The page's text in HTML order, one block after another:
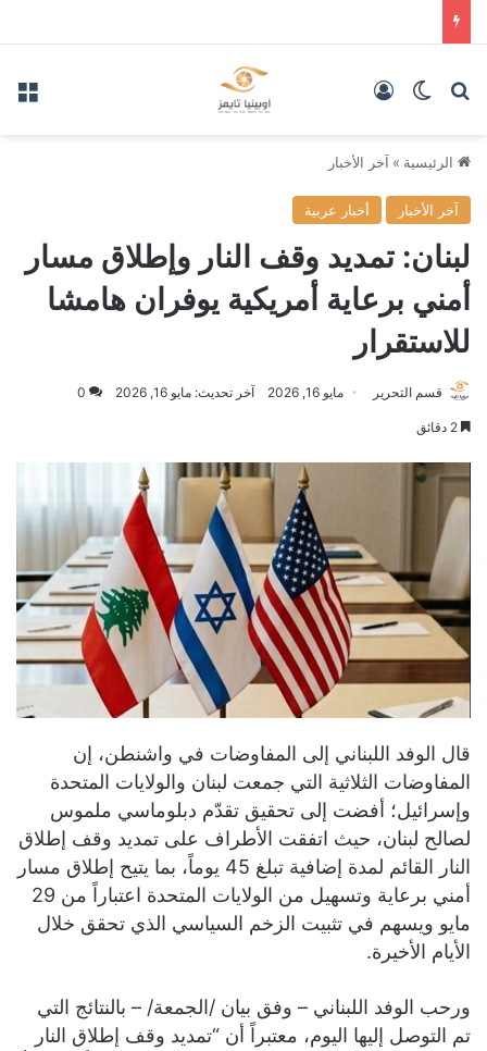
بحث عنالوضع المظلم
الرئيسية » آخر الأخبار
آخر الأخبار أخبار عربية
لبنان: تمديد وقف النار وإطلاق مسار
أمني برعاية أمريكية يوفران هامشا
للاستقرار
قسم التحرير مايو 16, 2026 آخر تحديث: مايو 16, 2026 0
قال الوفد اللبناني إلى المفاوضات في واشنطن، إن
المفاوضات الثلاثية التي جمعت لبنان والولايات المتحدة
وإسرائيل؛ أفضت إلى تحقيق تقدّم دبلوماسي ملموس
لصالح لبنان، حيث اتفقت الأطراف على تمديد وقف إطلاق
النار القائم لمدة إضافية تبلغ 45 يوماً، بما يتيح إطلاق مسار
أمني برعاية وتسهيل من الولايات المتحدة اعتباراً من 29
مايو ويسهم في تثبيت الزخم السياسي الذي تحقق خلال
الأيام الأخيرة.
ورحب الوفد اللبناني – وفق بيان /الجمعة/ – بالنتائج التي
تم التوصل إليها اليوم، معتبراً أن “تمديد وقف إطلاق النار